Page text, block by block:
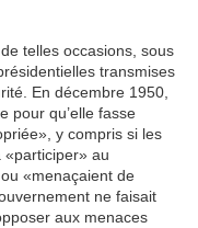
telles occasions, sous
transmises
En décembre 1950,
pour qu’elle fasse
y compris si les
au
«menaçaient de
ne faisait
aux menaces